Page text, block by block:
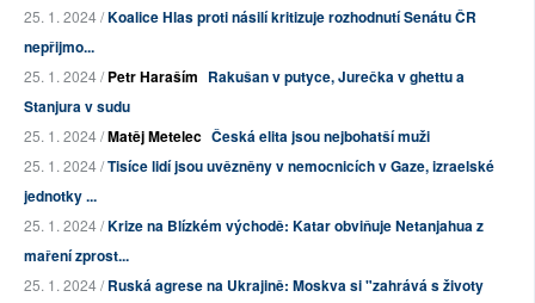
25. 1. 2024 /Koalice Hlas proti násilí kritizuje rozhodnutí Senátu ČR
nepřijmo...
25. 1. 2024 /Petr Haraším Rakušan v putyce, Jurečka v ghettu a
Stanjura v sudu
25. 1. 2024 /Matěj Metelec Česká elita jsou nejbohatší muži
25. 1. 2024 /Tisíce lidí jsou uvězněny v nemocnicích v Gaze, izraelské
jednotky ...
25. 1. 2024 /Krize na Blízkém východě: Katar obviňuje Netanjahua z
maření zprost...
25. 1. 2024 /Ruská agrese na Ukrajině: Moskva si "zahrává s životy